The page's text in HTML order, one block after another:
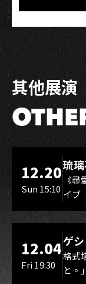
其他展演
LIVE
12.20
Sun 15:10
琉
スマ
《
イブ
LIVE
12.04
Fri 19:30
ゲ
格式
と。